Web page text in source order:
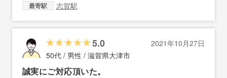
最寄駅 志賀駅
5.0
2021年10月27日
50代 / 男性 / 滋賀県大津市
誠実にご対応頂いた。